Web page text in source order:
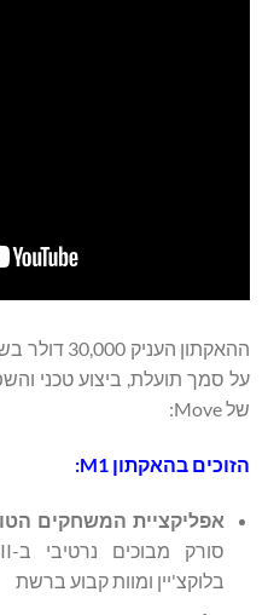
ההאקתון
על סמך תועלת, ביצוע טכני
של Move:
הזוכים בהאקתון M1
:
אפליקציית המשחקים
בלוקצ'יין ומוות קבוע ברשת